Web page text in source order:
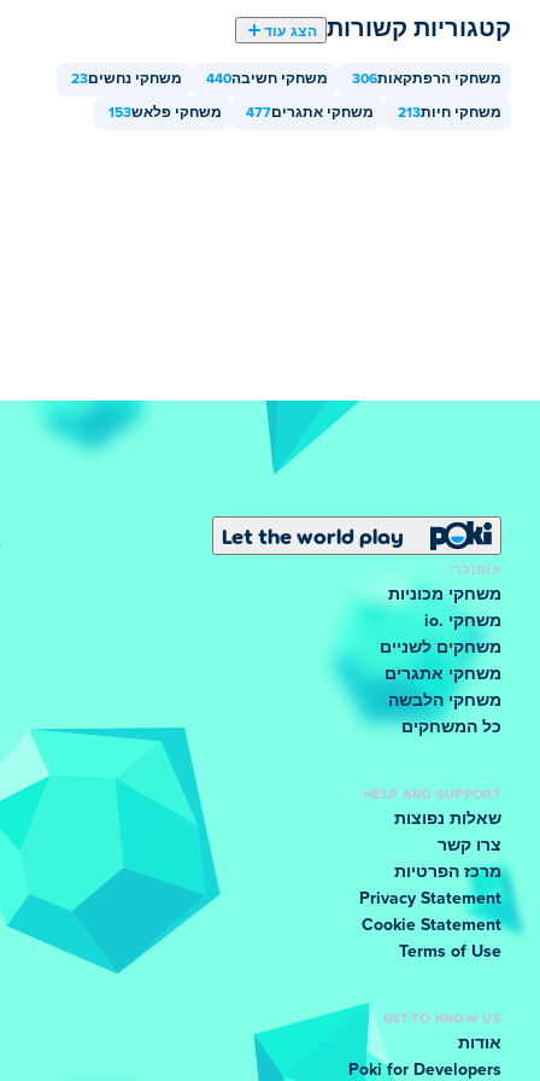
קטגוריות קשורות הצג עוד
משחקי הרפתקאות306 משחקי חשיבה440 משחקי נחשים23
משחקי חיות213 משחקי אתגרים477 משחקי פלאש153
Let the world play
פופולרי
משחקי מכוניות
משחקי .io
משחקים לשניים
משחקי אתגרים
משחקי הלבשה
כל המשחקים
HELP AND SUPPORT
שאלות נפוצות
צרו קשר
מרכז הפרטיות
Privacy Statement
Cookie Statement
Terms of Use
GET TO KNOW US
אודות
Poki for Developers